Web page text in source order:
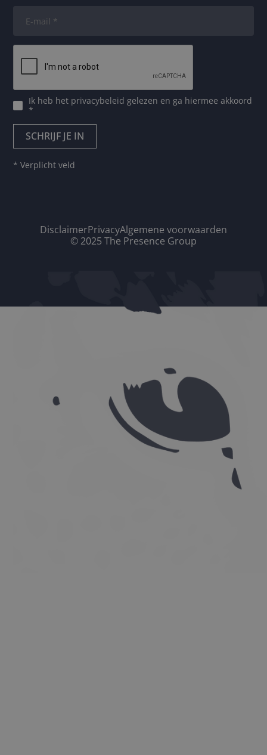
Ik heb het privacybeleid gelezen en ga hiermee akkoord
*
* Verplicht veld
DisclaimerPrivacyAlgemene voorwaarden
© 2025 The Presence Group